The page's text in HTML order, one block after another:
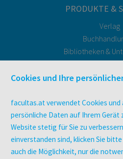
PRODUKTE &
Verlag
Bibliotheken &
facultas
Druckerei
Digitale
Cookies und Ihre
facultas.at verwendet Cookies
persönliche Daten auf Ihrem Gerät
Website stetig für Sie zu
einverstanden sind, klicken Sie
auch die Möglichkeit, nur die